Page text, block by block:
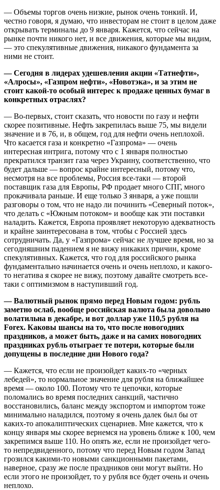
— Объемы торгов очень низкие, рынок очень тонкий. И,
честно говоря, я думаю, что инвесторам не стоит в целом даже
открывать терминалы до 9 января. Кажется, что сейчас на
рынке почти никого нет, и все движения, которые мы видим,
— это спекулятивные движения, никакого фундамента за
ними не стоит.
— Сегодня в лидерах удешевления акции «Татнефти»,
«Алросы», «Газпром нефти», «Новотэка», и за этим не
стоит какой-то особый интерес к продаже ценных бумаг в
конкретных отраслях?
— Во-первых, стоит сказать, что новости по газу и нефти
скорее позитивные. Нефть закрепилась выше 75, мы видели
значение и в 76, и, в общем, год для нефти очень неплохой.
Что касается газа и конкретно «Газпрома» — очень
интересная интрига, потому что с 1 января полностью
прекратился транзит газа через Украину, соответственно, что
будет дальше — вопрос крайне интересный, потому что,
несмотря на все проблемы, Россия все-таки — второй
поставщик газа для Европы, РФ продает много СПГ, много
прокачивала раньше. И еще только 3 января, а уже пошли
разговоры о том, что не надо ли починить «Северный поток»,
что делать с «Южным потоком» и вообще как эти поставки
наладить. Кажется, Европа проявляет некоторую адекватность
и крайне заинтересована в том, чтобы с Россией здесь
сотрудничать. Да, у «Газпрома» сейчас не лучшее время, но за
сегодняшним падением я не вижу никаких причин, кроме
спекулятивных. Кажется, что год для российского рынка
фундаментально начинается очень и очень неплохо, и какого-
то негатива я скорее не вижу, поэтому давайте смотреть все-
таки с оптимизмом в наступивший год.
— Валютный рынок прямо перед Новым годом: рубль
заметно ослаб, вообще российская валюта была довольно
волатильна в декабре, и вот доллар уже 110,5 рубля на
Forex. Каковы шансы на то, что после новогодних
праздников, а может быть, даже и на самих новогодних
праздниках рубль отыграет те потери, которые были
допущены в последние дни Нового года?
— Кажется, что если не произойдет каких-то «черных
лебедей», то нормальное значение для рубля на ближайшее
время — около 100. Потому что те цепочки, которые
поломались во время последних санкций, частично
восстановились, баланс между экспортом и импортом тоже
минимально наладился, поэтому я очень далек был бы от
каких-то апокалиптических сценариев. Мне кажется, что к
концу января мы скорее вернемся на уровень ближе к 100, чем
закрепимся выше 110. Но опять же, если не произойдет чего-
то непредвиденного, потому что перед Новым годом Запад
грозился какими-то новыми санкционными пакетами,
наверное, сразу же после праздников они могут выйти. Но
если этого не произойдет, то у рубля все будет очень и очень
неплохо.